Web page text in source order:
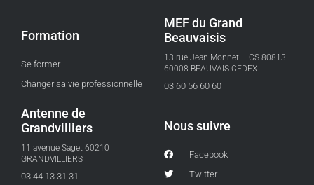
Formation
Se former
Changer sa vie professionnelle
MEF du Grand
Beauvaisis
13 rue Jean Monnet – CS 80813
60008 BEAUVAIS CEDEX
03 60 56 60 60
Antenne de
Grandvilliers
11 avenue Saget 60210
GRANDVILLIERS
03 44 13 31 31
Nous suivre
Facebook
Twitter